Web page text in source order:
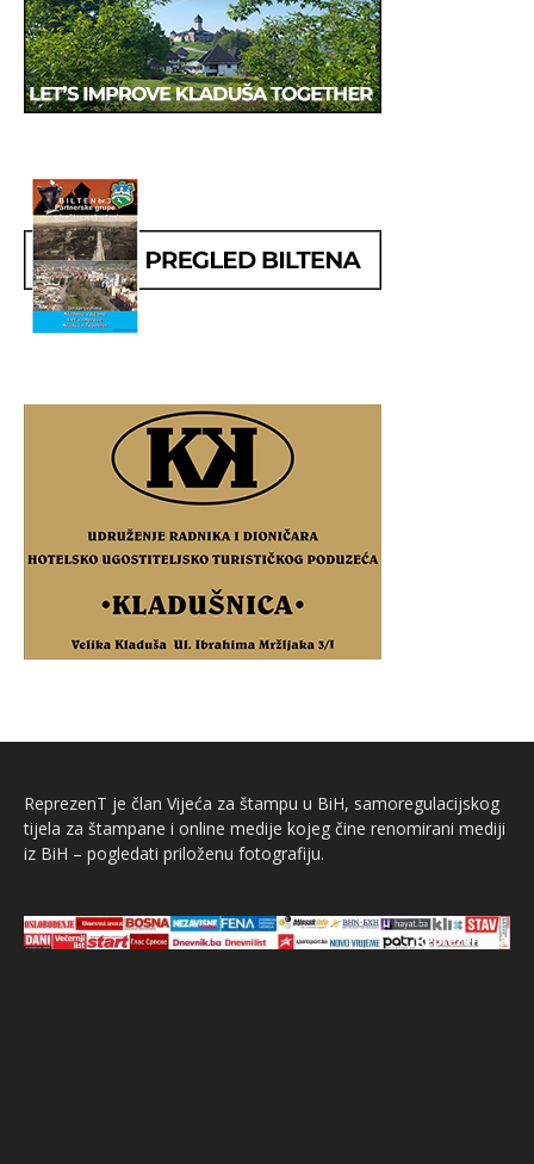
ReprezenT je član Vijeća za štampu u BiH, samoregulacijskog
tijela za štampane i online medije kojeg čine renomirani mediji
iz BiH – pogledati priloženu fotografiju.